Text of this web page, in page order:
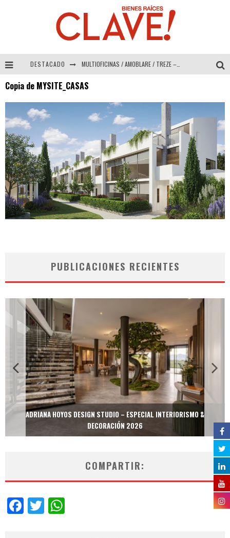
DESTACADO MULTIOFICINAS / AMOBLARE / TREZE – Especial Interiorismo & Decoración 2026
COLINEAL – Especial Interiorismo & Decoración 2026
ADRIANA HOYOS DESIGN STUDIO – Especial Interiorismo & Decoración 2026
Copia de MYSITE_CASAS
PUBLICACIONES RECIENTES
ADRIANA HOYOS DESIGN STUDIO – ESPECIAL INTERIORISMO &
DECORACIÓN 2026
COMPARTIR:
Facebook
Twitter